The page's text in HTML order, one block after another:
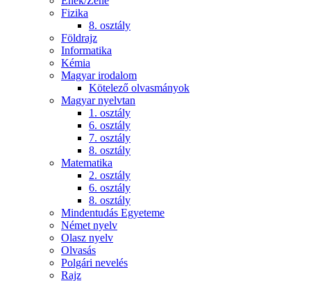
Fizika
8. osztály
Földrajz
Informatika
Kémia
Magyar irodalom
Kötelező olvasmányok
Magyar nyelvtan
1. osztály
6. osztály
7. osztály
8. osztály
Matematika
2. osztály
6. osztály
8. osztály
Mindentudás Egyeteme
Német nyelv
Olasz nyelv
Olvasás
Polgári nevelés
Rajz